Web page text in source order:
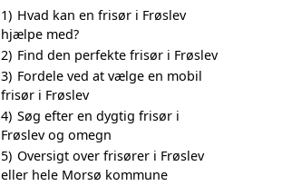
1) Hvad kan en frisør i Frøslev
hjælpe med?
2) Find den perfekte frisør i Frøslev
3) Fordele ved at vælge en mobil
frisør i Frøslev
4) Søg efter en dygtig frisør i
Frøslev og omegn
5) Oversigt over frisører i Frøslev
eller hele Morsø kommune